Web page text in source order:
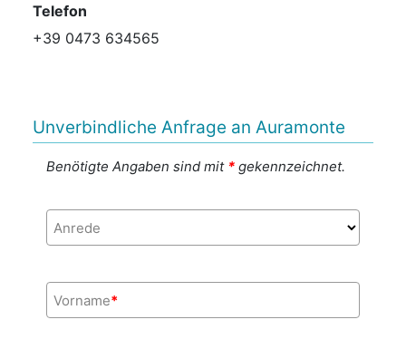
Telefon
+39 0473 634565
Unverbindliche Anfrage an Auramonte
Benötigte Angaben sind mit *gekennzeichnet.
Anrede
Vorname*